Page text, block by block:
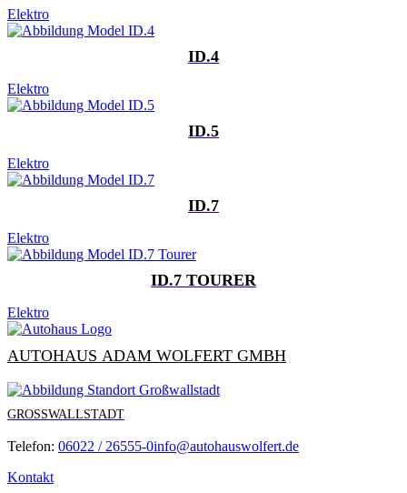
Elektro
ID.4
Elektro
ID.5
Elektro
ID.7
Elektro
ID.7 TOURER
Elektro
AUTOHAUS ADAM WOLFERT GMBH
GROSSWALLSTADT
Telefon: 06022 / 26555-0info@autohauswolfert.de
Kontakt